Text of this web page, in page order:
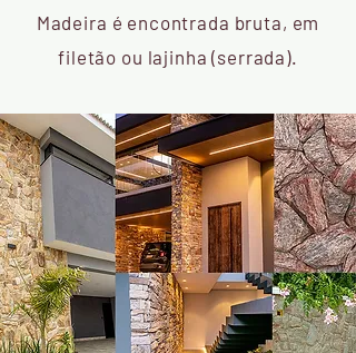
Madeira é encontrada bruta, em
filetão ou lajinha (serrada).